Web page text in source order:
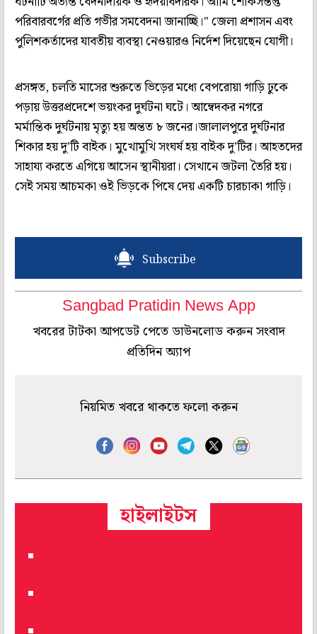
পরিবারবর্গের প্রতি গভীর সমবেদনা জানাচ্ছি।" জেলা প্রশাসন এবং
পুলিশকর্তাদের যাবতীয় ব্যবস্থা নেওয়ারও নির্দেশ দিয়েছেন যোগী।
প্রসঙ্গত, চলতি মাসের শুরুতে ভিড়ের মধ্যে বেপরোয়া গাড়ি ঢুকে
পড়ায় উত্তরপ্রদেশে ভয়ংকর দুর্ঘটনা ঘটে। আম্বেদকর নগরে
মর্মান্তিক দুর্ঘটনায় মৃত্যু হয় অন্তত ৮ জনের।জালালপুরে দুর্ঘটনার
শিকার হয় দু’টি বাইক। মুখোমুখি সংঘর্ষ হয় বাইক দু’টির। আহতদের
সাহায্য করতে এগিয়ে আসেন স্থানীয়রা। সেখানে জটলা তৈরি হয়।
সেই সময় আচমকা ওই ভিড়কে পিষে দেয় একটি চারচাকা গাড়ি।
Subscribe
Sangbad Pratidin News App
খবরের টাটকা আপডেট পেতে ডাউনলোড করুন সংবাদ
প্রতিদিন অ্যাপ
নিয়মিত খবরে থাকতে ফলো করুন
হাইলাইটস